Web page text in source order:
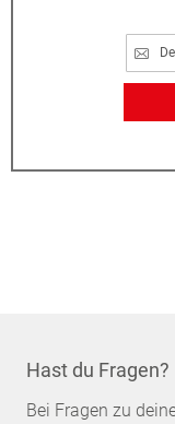
Hast du Fragen?
Bei Fragen zu